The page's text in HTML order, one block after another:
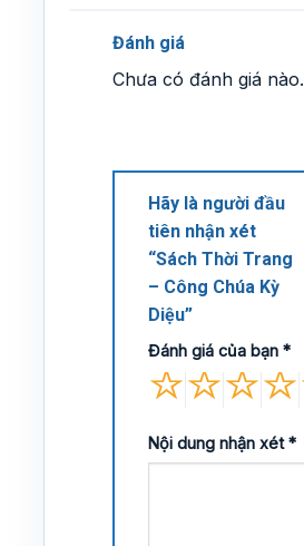
Đánh giá
Chưa có đánh giá nào.
Hãy là người đầu
tiên nhận xét
“Sách Thời Trang
– Công Chúa Kỳ
Diệu”
Đánh giá của bạn *
Nội dung nhận xét*